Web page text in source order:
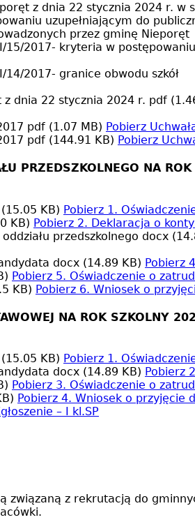
z dnia 22 stycznia 2024 r.
uzupełniającym do
przez gminę Nieporęt
15/2017- kryteria w
14/2017- granice obwodu szkół
dnia 22 stycznia 2024 r. pdf
pdf (1.07 MB) Pobierz
pdf (144.91 KB) Pobierz
PRZEDSZKOLNEGO NA
KB) Pobierz 1.
KB) Pobierz 2. Deklaracja o
przedszkolnego docx
docx (14.89 KB) Pobierz
Pobierz 5. Oświadczenie o
KB) Pobierz 6. Wniosek o
NA ROK SZKOLNY
KB) Pobierz 1.
docx (14.89 KB) Pobierz
Pobierz 3. Oświadczenie o
Pobierz 4. Wniosek o przyjęcie
– I kl.SP
związaną z rekrutacją do